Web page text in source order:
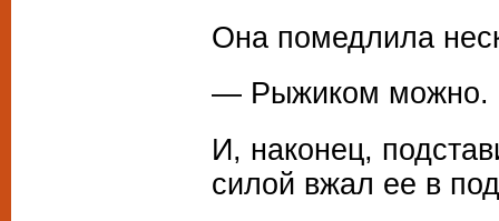
Она помедлила
— Рыжиком можно.
И, наконец,
силой вжал ее в